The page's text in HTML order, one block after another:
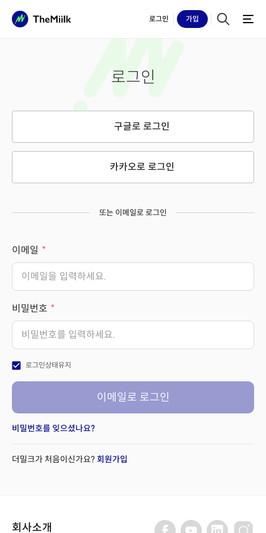
로그인 가입
로그인
구글로 로그인
카카오로 로그인
또는 이메일로 로그인
이메일
비밀번호
check_box 로그인상태유지
이메일로 로그인
비밀번호를 잊으셨나요?
더밀크가 처음이신가요? 회원가입
회사소개